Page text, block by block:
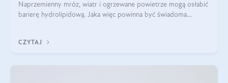
Naprzemienny mróz, wiatr i ogrzewane powietrze mogą osłabić
barierę hydrolipidową. Jaka więc powinna być świadoma
CZYTAJ